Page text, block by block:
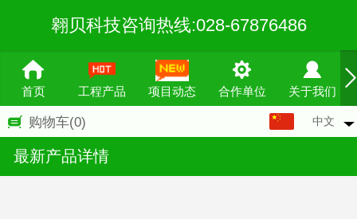
翱贝科技咨询热线:028-67876486
首页 工程产品 项目动态 合作单位 关于我们
购物车(0) 中文
最新产品详情